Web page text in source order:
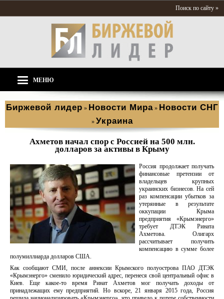
Поиск по сайту »
МЕНЮ
Биржевой лидер » Новости Мира » Новости СНГ
» Украина
Ахметов начал спор с Россией на 500 млн.
долларов за активы в Крыму
Россия продолжает получать
финансовые претензии от
владельцев крупных
украинских бизнесов. На сей
раз компенсации убытков за
утерянные в результате
оккупации Крыма
предприятия «Крымэнерго»
требует ДТЭК Рината
Ахметова. Олигарх
рассчитывает получить
компенсацию в сумме более
полумиллиарда долларов США.
Как сообщают СМИ, после аннексии Крымского полуострова ПАО ДТЭК
«Крымэнерго» сменило юридический адрес, перенеся свой центральный офис в
Киев. Еще какое-то время Ринат Ахметов мог получать доходы от
принадлежащих ему предприятий. Но вскоре, 21 января 2015 года, Россия